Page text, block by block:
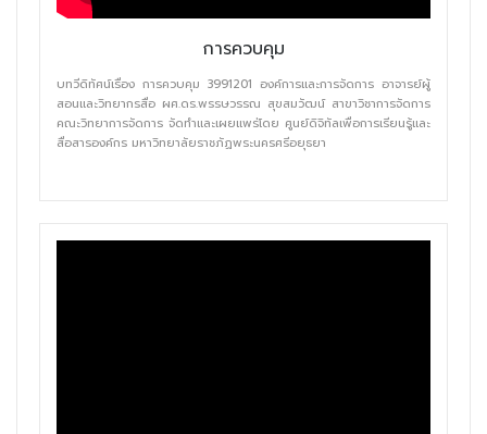
การควบคุม
บทวีดิทัศน์เรื่อง การควบคุม 3991201 องค์การและการจัดการ อาจารย์ผู้
สอนและวิทยากรสื่อ ผศ.ดร.พรรษวรรณ สุขสมวัฒน์ สาขาวิชาการจัดการ
คณะวิทยาการจัดการ จัดทำและเผยแพร่โดย ศูนย์ดิจิทัลเพื่อการเรียนรู้และ
สื่อสารองค์กร มหาวิทยาลัยราชภัฏพระนครศรีอยุธยา